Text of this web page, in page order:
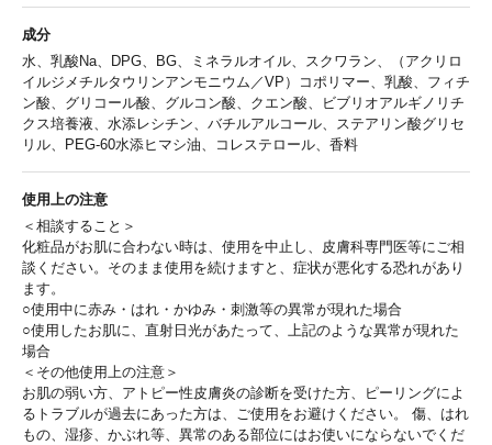
成分
水、乳酸Na、DPG、BG、ミネラルオイル、スクワラン、（アクリロ
イルジメチルタウリンアンモニウム／VP）コポリマー、乳酸、フィチ
ン酸、グリコール酸、グルコン酸、クエン酸、ビブリオアルギノリチ
クス培養液、水添レシチン、バチルアルコール、ステアリン酸グリセ
リル、PEG-60水添ヒマシ油、コレステロール、香料
使用上の注意
＜相談すること＞
化粧品がお肌に合わない時は、使用を中止し、皮膚科専門医等にご相
談ください。そのまま使用を続けますと、症状が悪化する恐れがあり
ます。
○使用中に赤み・はれ・かゆみ・刺激等の異常が現れた場合
○使用したお肌に、直射日光があたって、上記のような異常が現れた
場合
＜その他使用上の注意＞
お肌の弱い方、アトピー性皮膚炎の診断を受けた方、ピーリングによ
るトラブルが過去にあった方は、ご使用をお避けください。 傷、はれ
もの、湿疹、かぶれ等、異常のある部位にはお使いにならないでくだ